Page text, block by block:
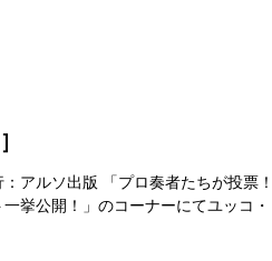
ルソ出版 「プロ奏者たちが投票
挙公開！」のコーナーにてユッコ